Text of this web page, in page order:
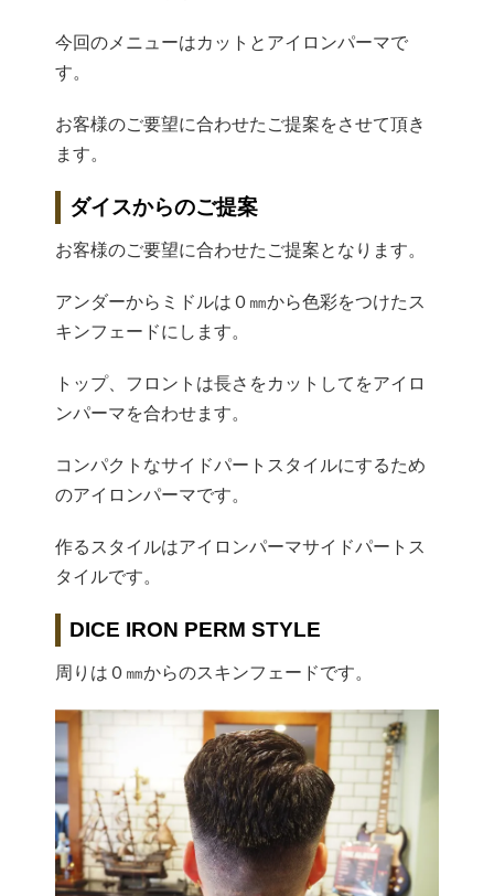
今回のメニューはカットとアイロンパーマで
す。
お客様のご要望に合わせたご提案をさせて頂き
ます。
ダイスからのご提案
お客様のご要望に合わせたご提案となります。
アンダーからミドルは０㎜から色彩をつけたス
キンフェードにします。
トップ、フロントは長さをカットしてをアイロ
ンパーマを合わせます。
コンパクトなサイドパートスタイルにするため
のアイロンパーマです。
作るスタイルはアイロンパーマサイドパートス
タイルです。
DICE IRON PERM STYLE
周りは０㎜からのスキンフェードです。